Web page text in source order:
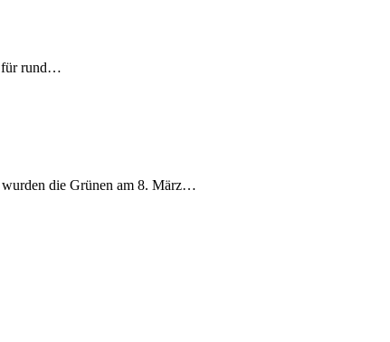
für rund…
wurden die Grünen am 8. März…